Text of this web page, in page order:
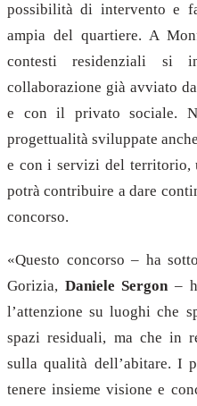
possibilità di intervento e
ampia del quartiere. A
contesti residenziali si
collaborazione già avviato
e con il privato sociale.
progettualità sviluppate
e con i servizi del territorio,
potrà contribuire a dare
concorso.
«Questo concorso – ha
Gorizia, Daniele Sergon–
l’attenzione su luoghi che
spazi residuali, ma che in
sulla qualità dell’abitare. I
tenere insieme visione e